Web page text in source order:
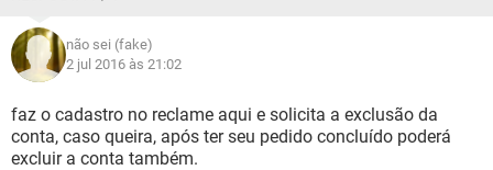
não sei (fake)
2 jul 2016 às 21:02
faz o cadastro no reclame aqui e solicita a exclusão da
conta, caso queira, após ter seu pedido concluído poderá
excluir a conta também.